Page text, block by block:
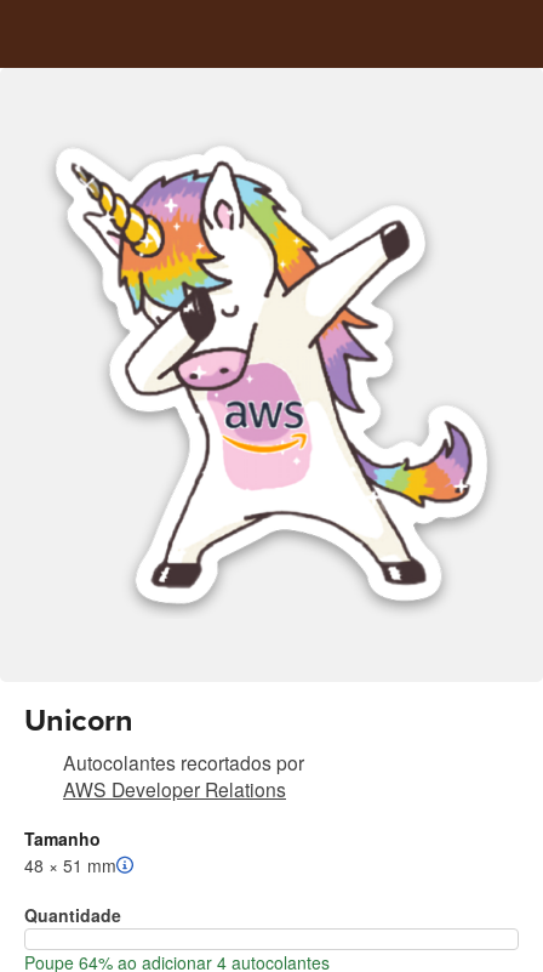
Unicorn
Autocolantes recortadospor
AWS Developer Relations
Tamanho
48 × 51 mm
Quantidade
Poupe 64% ao adicionar 4 autocolantes